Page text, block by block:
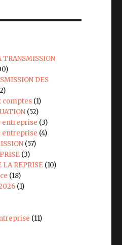
DES
comptes (1)
(52)
entreprise (3)
entreprise (4)
(57)
(3)
LA REPRISE (10)
(18)
(1)
(11)